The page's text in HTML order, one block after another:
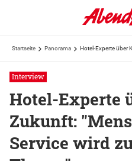
Startseite Panorama
Interview
Hotel-Experte
Zukunft:
Service wird